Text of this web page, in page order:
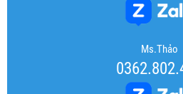
Ms.Thảo